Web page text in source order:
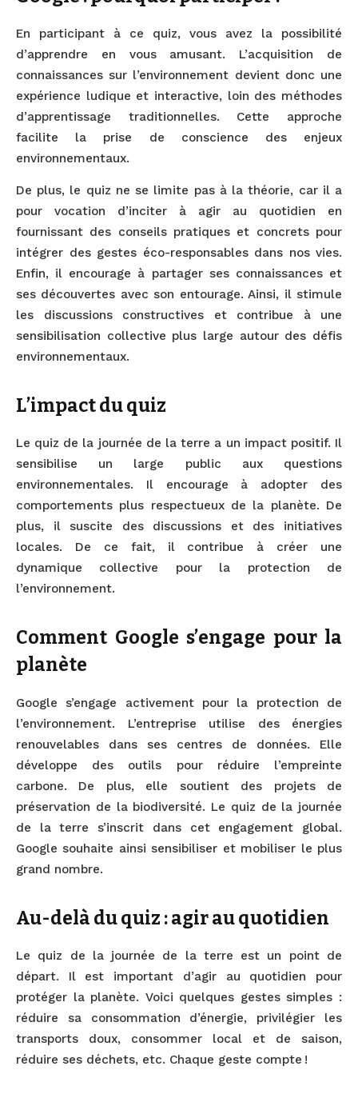
En participant à ce quiz, vous avez la possibilité
d’apprendre en vous amusant. L’acquisition de
connaissances sur l’environnement devient donc une
expérience ludique et interactive, loin des méthodes
d’apprentissage traditionnelles. Cette approche
facilite la prise de conscience des enjeux
environnementaux.
De plus, le quiz ne se limite pas à la théorie, car il a
pour vocation d’inciter à agir au quotidien en
fournissant des conseils pratiques et concrets pour
intégrer des gestes éco-responsables dans nos vies.
Enfin, il encourage à partager ses connaissances et
ses découvertes avec son entourage. Ainsi, il stimule
les discussions constructives et contribue à une
sensibilisation collective plus large autour des défis
environnementaux.
L’impact du quiz
Le quiz de la journée de la terre a un impact positif. Il
sensibilise un large public aux questions
environnementales. Il encourage à adopter des
comportements plus respectueux de la planète. De
plus, il suscite des discussions et des initiatives
locales. De ce fait, il contribue à créer une
dynamique collective pour la protection de
l’environnement.
Comment Google s’engage pour la
planète
Google s’engage activement pour la protection de
l’environnement. L’entreprise utilise des énergies
renouvelables dans ses centres de données. Elle
développe des outils pour réduire l’empreinte
carbone. De plus, elle soutient des projets de
préservation de la biodiversité. Le quiz de la journée
de la terre s’inscrit dans cet engagement global.
Google souhaite ainsi sensibiliser et mobiliser le plus
grand nombre.
Au-delà du quiz : agir au quotidien
Le quiz de la journée de la terre est un point de
départ. Il est important d’agir au quotidien pour
protéger la planète. Voici quelques gestes simples :
réduire sa consommation d’énergie, privilégier les
transports doux, consommer local et de saison,
réduire ses déchets, etc. Chaque geste compte !